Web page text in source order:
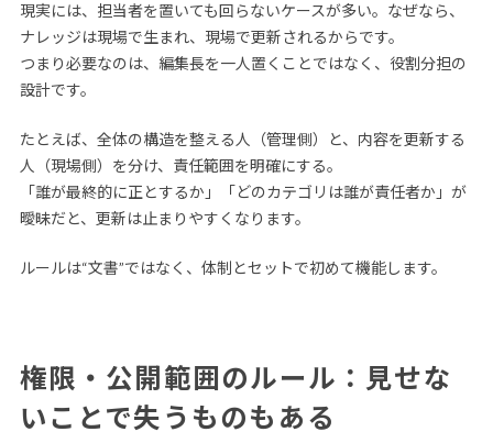
現実には、担当者を置いても回らないケースが多い。なぜなら、
ナレッジは現場で生まれ、現場で更新されるからです。
つまり必要なのは、編集長を一人置くことではなく、役割分担の
設計です。
たとえば、全体の構造を整える人（管理側）と、内容を更新する
人（現場側）を分け、責任範囲を明確にする。
「誰が最終的に正とするか」「どのカテゴリは誰が責任者か」が
曖昧だと、更新は止まりやすくなります。
ルールは“文書”ではなく、体制とセットで初めて機能します。
権限・公開範囲のルール：見せな
いことで失うものもある